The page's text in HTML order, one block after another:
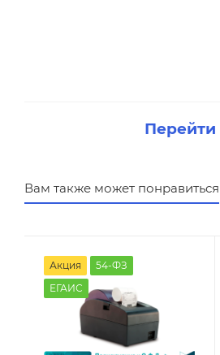
Перейти
Вам также может понравиться
Акция
54-ФЗ
ЕГАИС